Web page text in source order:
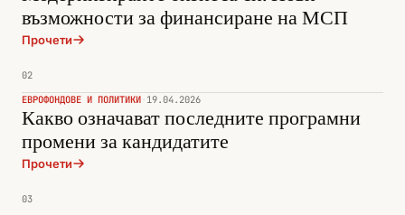
възможности за финансиране на МСП
Прочети
02
ЕВРОФОНДОВЕ И ПОЛИТИКИ · 19.04.2026
Какво означават последните програмни
промени за кандидатите
Прочети
03